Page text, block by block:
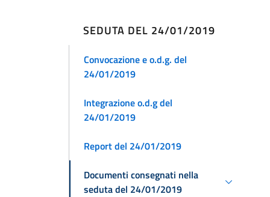
SEDUTA DEL 24/01/2019
Convocazione e o.d.g. del
24/01/2019
Integrazione o.d.g del
24/01/2019
Report del 24/01/2019
Documenti consegnati nella
seduta del 24/01/2019